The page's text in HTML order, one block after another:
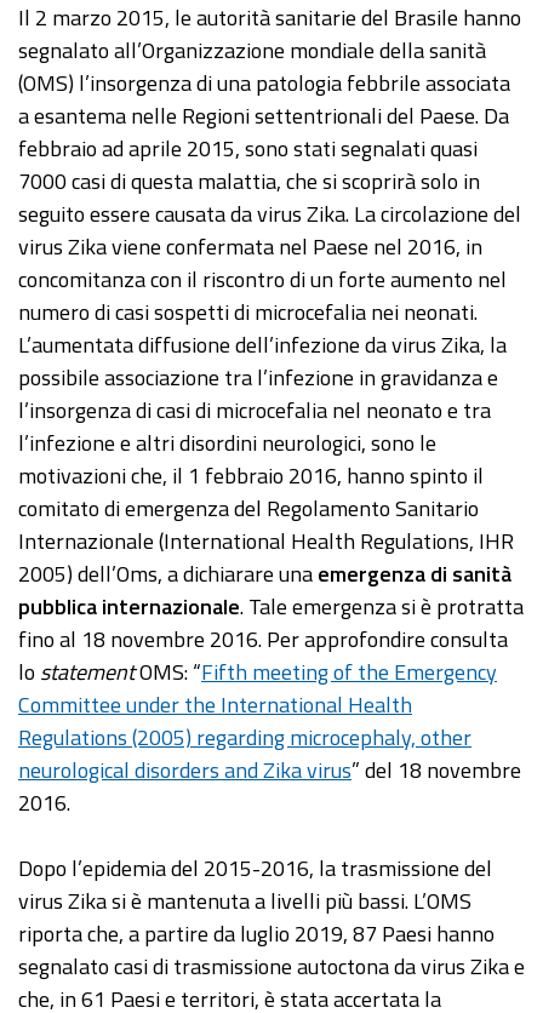
Il 2 marzo 2015, le autorità sanitarie del Brasile hanno
segnalato all’Organizzazione mondiale della sanità
(OMS) l’insorgenza di una patologia febbrile associata
a esantema nelle Regioni settentrionali del Paese. Da
febbraio ad aprile 2015, sono stati segnalati quasi
7000 casi di questa malattia, che si scoprirà solo in
seguito essere causata da virus Zika. La circolazione del
virus Zika viene confermata nel Paese nel 2016, in
concomitanza con il riscontro di un forte aumento nel
numero di casi sospetti di microcefalia nei neonati.
L’aumentata diffusione dell’infezione da virus Zika, la
possibile associazione tra l’infezione in gravidanza e
l’insorgenza di casi di microcefalia nel neonato e tra
l’infezione e altri disordini neurologici, sono le
motivazioni che, il 1 febbraio 2016, hanno spinto il
comitato di emergenza del Regolamento Sanitario
Internazionale (International Health Regulations, IHR
2005) dell’Oms, a dichiarare unaemergenza di sanità
pubblica internazionale. Tale emergenza si è protratta
fino al 18 novembre 2016. Per approfondire consulta
lo statementOMS: “Fifth meeting of the Emergency
Committee under the International Health
Regulations (2005) regarding microcephaly, other
neurological disorders and Zika virus” del 18 novembre
2016.
Dopo l’epidemia del 2015-2016, la trasmissione del
virus Zika si è mantenuta a livelli più bassi. L’OMS
riporta che, a partire da luglio 2019, 87 Paesi hanno
segnalato casi di trasmissione autoctona da virus Zika e
che, in 61 Paesi e territori, è stata accertata la